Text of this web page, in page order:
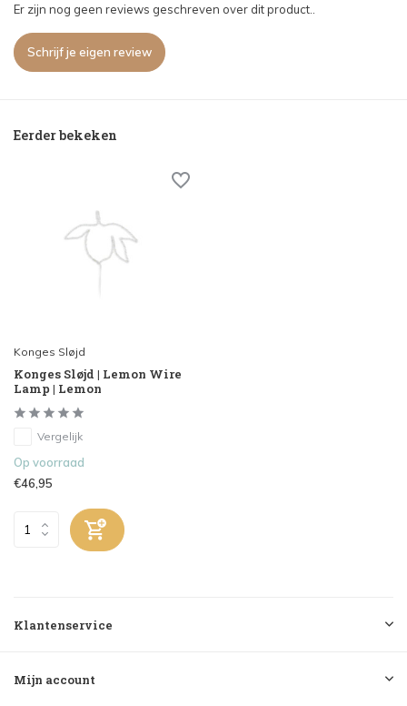
Er zijn nog geen reviews geschreven over dit product..
Schrijf je eigen review
Eerder bekeken
Konges Sløjd
Konges Sløjd | Lemon Wire
Lamp | Lemon
Vergelijk
Op voorraad
€46,95
Klantenservice
Mijn account